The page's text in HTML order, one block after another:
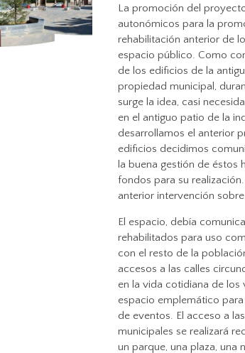
La promoción del
autonómicos para la
rehabilitación anterior de
espacio público. Como
de los edificios de la
propiedad municipal,
surge la idea, casi
en el antiguo patio de la
desarrollamos el anterior
edificios decidimos
la buena gestión de éstos
fondos para su
anterior intervención
El espacio, debía
rehabilitados para uso
con el resto de la
accesos a las calles
en la vida cotidiana de los
espacio emplemático
de eventos. El acceso a
municipales se realizará
un parque, una plaza, una